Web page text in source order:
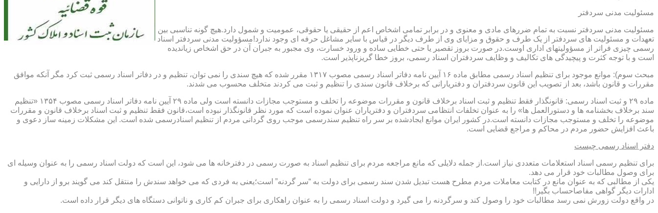
مسئولیت مدنی سردفتر
مسئولیت مدنی سردفتر نسبت به تمام ضررهای مادی و معنوی و در برابر تمامی اشخاص اعم از حقیقی یا حقوقی، عمومیت و شمول دارد.هیچ گونه تناسبی بین
تعهدات و مسئولیت های سردفتر از یک طرف و حقوق و مزایای وی از طرف دیگر در قیاس با سایر مشاغل حرفه ای وجود ندارد!مسؤولیت مدنی سردفتر اسناد
رسمی چیزی فراتر از مسؤولیتهای اداری اوست.در صورت بروز تقصیر یا حتی خطایی ساده و ورود خسارت، وی مجبور به جبران آن در حق اشخاص زیاندیده
است و با توجه کثرت و پیچیدگی های تکالیف و وظایف سردفتران اسناد رسمی، بروز خطا گریزناپذیر است.
مبحث سوم): موانع موجود برای تنظیم اسناد رسمی مطابق ماده ۱۶ آیین نامه دفاتر اسناد رسمی مصوب ۱۳۱۷ مقرر شده که هیچ سندی را نمی توان، تنظیم و در دفاتر اسناد رسمی ثبت کرد مگر آنکه موافق
مقررات و قانون باشد، بعد از تصویب این قانون سردفتران و دفتریارانی که برخلاف قانون سندی را تنظیم و ثبت می کردند متخلف محسوب می شدند.
ماده ۲۹ و ثبت اسناد رسمی: قانونگذار فقط تنظیم و ثبت اسناد برخلاف قانون و مقررات موضوعه را تخلف و مستوجب مجازات دانسته است ولی ماده ۲۹ آیین نامه دفاتر اسناد رسمی مصوب ۱۳۵۴ «تنظیم
سند برخلاف بخشنامه ها و دستورالعمل ها» را به عنوان تخلفات انتظامی سردفتران و دفتریاران عنوان نموده است که مورد نظر قانونگذار نبوده است،قانون فقط تنظیم و ثبت اسناد برخلاف قانون و مقررات
موضوعه را تخلف و مستوجب مجازات دانسته است.در کشور ایران موانع ایجادشده بر سر راه تنظیم سندرسمی موجب روی گردانی مردم از تنظیم اسنادرسمی شده است. این مشکلات زمینه ساز دعوی و
باعث افزایش حضور مردم در محاکم و مراجع قضایی است.
دفتر اسناد رسمی چیست
برای تنظیم رسمی اسناد استعلامات متعددی نیاز است.از جمله دلایلی که مانع مراجعه مردم برای تنظیم اسناد به صورت رسمی در دفترخانه ها می شود، این است که دولت اسناد رسمی را به عنوان وسیله ای
برای وصول مطالبات خود قرار می دهد.
یکی از مطالبی که به عنوان مانع در کتابت معاملات مردم مطرح هست تبدیل شدن سند رسمی برای دولت به “سر گردنه” است؛یعنی به فردی که می خواهد سندش را منتقل کند می گویند برو از دارایی و
ادارات دیگر گواهی مفاصاحساب بگیر!!
در واقع دولت زورش نمی رسد مطالبات خود را وصول کند و سرگردنه را می گیرد و دولت اسناد رسمی را به عنوان راهکاری برای جبران کم کاری و ناتوانی دستگاه های دیگر قرار داده است.